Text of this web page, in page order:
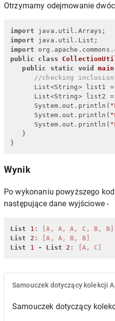
Otrzymamy odejmowanie
import
import
import
public
class
public
static void main
//checking inclusion
List<String> list1
List<String> list2
      System.out.println(
      System.out.println(
      System.out.println(
   }
}
Wynik
Po wykonaniu powyższego
następujące dane wyjściowe -
List 1 :
[A, A, A, C, B, B]
List
2 :
[A, A, B, B]
List
1 - List 2 : [A, C]
Samouczek dotyczący kolekcji
Samouczek dotyczący